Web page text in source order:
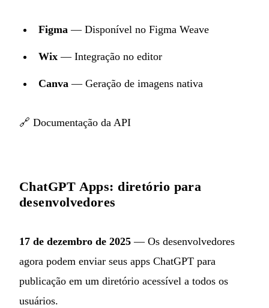
Figma — Disponível no Figma Weave
Wix — Integração no editor
Canva — Geração de imagens nativa
🔗 Documentação da API
ChatGPT Apps: diretório para
desenvolvedores
17 de dezembro de 2025 — Os desenvolvedores
agora podem enviar seus apps ChatGPT para
publicação em um diretório acessível a todos os
usuários.